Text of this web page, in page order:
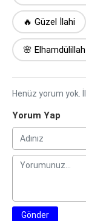
🔥 Güzel İlahi
🌸 Elhamdülillah
Henüz yorum yok.
Yorum Yap
Gönder